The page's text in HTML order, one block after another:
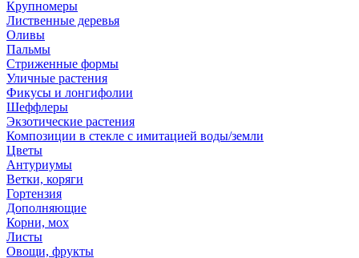
Крупномеры
Лиственные деревья
Оливы
Пальмы
Стриженные формы
Уличные растения
Фикусы и лонгифолии
Шеффлеры
Экзотические растения
Композиции в стекле с имитацией воды/земли
Цветы
Антуриумы
Ветки, коряги
Гортензия
Дополняющие
Корни, мох
Листы
Овощи, фрукты